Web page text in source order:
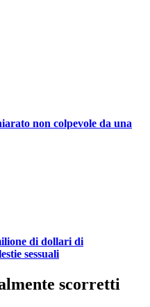
non colpevole da una
di dollari di
sessuali
scorretti